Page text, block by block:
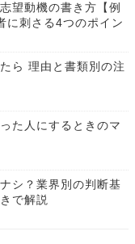
望動機の書き方【例
に刺さる4つのポイン
ら 理由と書類別の注
た人にするときのマ
シ？業界別の判断基
で解説